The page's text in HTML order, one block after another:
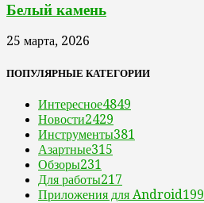
Белый камень
25 марта, 2026
ПОПУЛЯРНЫЕ КАТЕГОРИИ
Интересное4849
Новости2429
Инструменты381
Азартные315
Обзоры231
Для работы217
Приложения для Android199